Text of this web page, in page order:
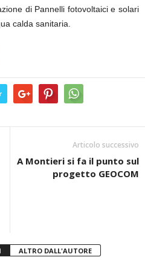
di Pannelli fotovoltaici e solari
calda sanitaria.
n
Articolo successivo
A Montieri si fa il punto sul
progetto GEOCOM
ALTRO DALL'AUTORE